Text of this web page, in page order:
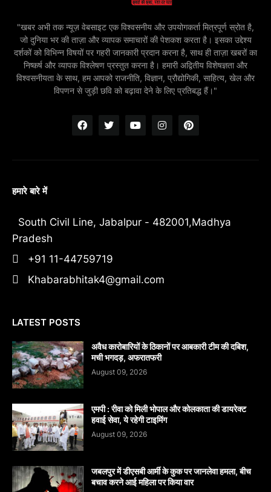
"खबर अभी तक न्यूज़ वेबसाइट एक विश्वसनीय और उपयोगकर्ता मित्रपूर्ण स्रोत है,
जो दुनिया भर की ताज़ा और व्यापक समाचारों की पेशकश करता है। इसका उद्देश्य
दर्शकों को विभिन्न विषयों पर गहरी जानकारी प्रदान करना है, साथ ही ताज़ा खबरों का
निष्कर्ष और व्यापक विश्लेषण प्रस्तुत करना है। हमारी अद्वितीय विशेषज्ञता और
विश्वसनीयता के साथ, हम आपको राजनीति, विज्ञान, प्रौद्योगिकी, साहित्य, खेल और
विपणन से जुड़ी छवि को बढ़ावा देने के लिए प्रतिबद्ध हैं।"
हमारे बारे में
South Civil Line, Jabalpur - 482001,Madhya
Pradesh
+91 11-44759719
Khabarabhitak4@gmail.com
LATEST POSTS
अवैध कारोबारियों के ठिकानों पर आबकारी टीम की दबिश,
मची भगदड़, अफरातफरी
August 09, 2026
एमपी : रीवा को मिली भोपाल और कोलकाता की डायरेक्ट
हवाई सेवा, ये रहेगी टाइमिंग
August 09, 2026
जबलपुर में डीएसबी आर्मी के कुक पर जानलेवा हमला, बीच
बचाव करने आई महिला पर किया वार